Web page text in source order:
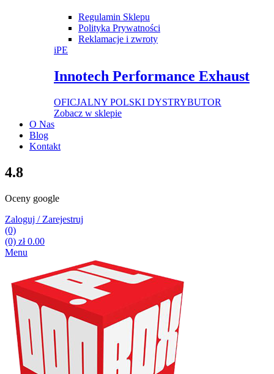
Regulamin Sklepu
Polityka Prywatności
Reklamacje i zwroty
iPE
Innotech Performance Exhaust
OFICJALNY POLSKI DYSTRYBUTOR
Zobacz w sklepie
O Nas
Blog
Kontakt
4.8
Oceny google
Zaloguj / Zarejestruj
(0)
(0) zł0.00
Menu